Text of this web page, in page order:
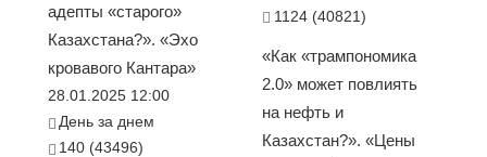
адепты «старого»
Казахстана?». «Эхо
кровавого Кантара»
28.01.2025 12:00
День за днем
140 (43496)
1124 (40821)
«Как «трампономика
2.0» может повлиять
на нефть и
Казахстан?». «Цены